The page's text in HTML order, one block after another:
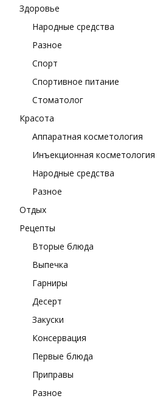
Здоровье
Народные средства
Разное
Спорт
Спортивное питание
Стоматолог
Красота
Аппаратная косметология
Инъекционная косметология
Народные средства
Разное
Отдых
Рецепты
Вторые блюда
Выпечка
Гарниры
Десерт
Закуски
Консервация
Первые блюда
Приправы
Разное